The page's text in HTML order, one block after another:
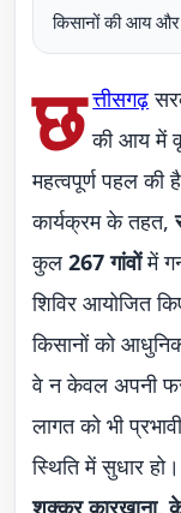
किसानों की आय और
छ त्तीसगढ़
की आय में
महत्वपूर्ण पहल की
कार्यक्रम के तहत,
कुल 267 गांवोंमें
शिविर आयोजित
किसानों को
वे न केवल अपनी
लागत को भी
स्थिति में सुधार